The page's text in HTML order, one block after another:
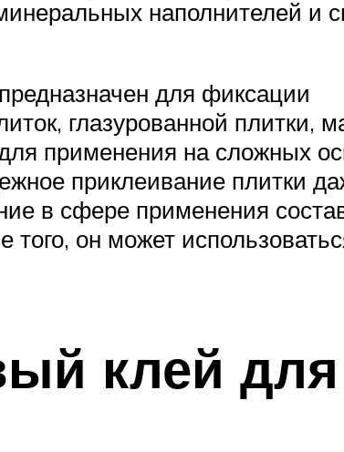
наполнителей и
для фиксации
глазурованной плитки,
применения на сложных
приклеивание плитки
в сфере применения
он может
клей